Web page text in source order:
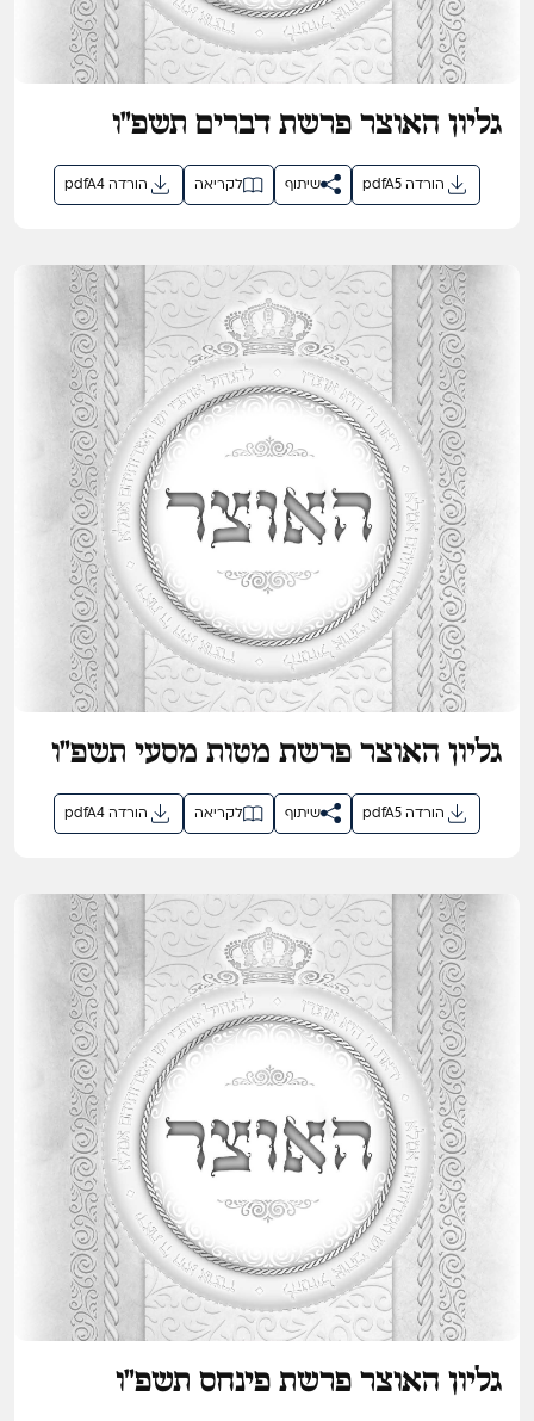
גליון האוצר פרשת דברים תשפ"ו
pdfA4 הורדה לקריאה שיתוף pdfA5 הורדה
גליון האוצר פרשת מטות מסעי תשפ"ו
pdfA4 הורדה לקריאה שיתוף pdfA5 הורדה
גליון האוצר פרשת פינחס תשפ"ו